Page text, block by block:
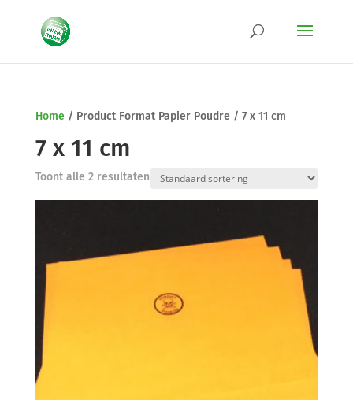
Home/ Product Format Papier Poudre / 7 x 11 cm
7 x 11 cm
Toont alle 2 resultaten